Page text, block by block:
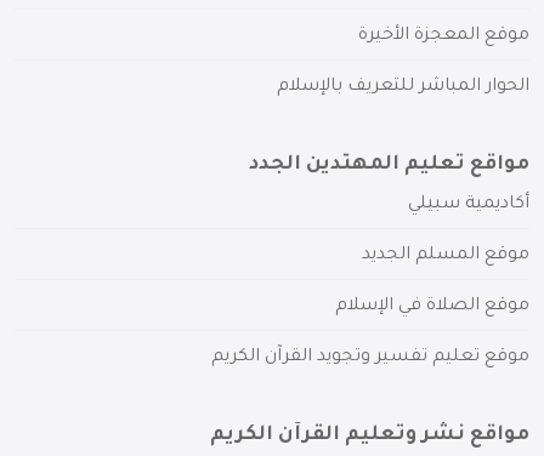
موقع المعجزة الأخيرة
الحوار المباشر للتعريف بالإسلام
مواقع تعليم المهتدين الجدد
أكاديمية سبيلي
موقع المسلم الجديد
موقع الصلاة في الإسلام
موقع تعليم تفسير وتجويد القرآن الكريم
مواقع نشر وتعليم القرآن الكريم